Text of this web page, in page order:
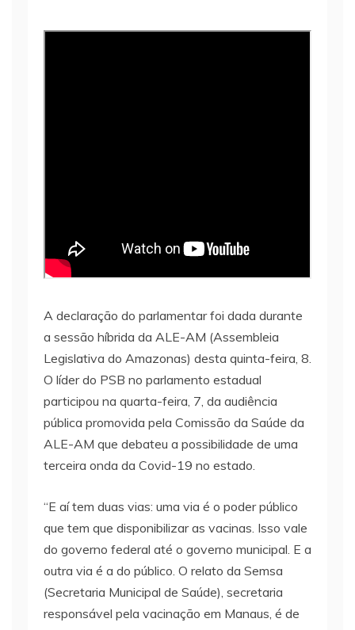
A declaração do parlamentar foi dada durante
a sessão híbrida da ALE-AM (Assembleia
Legislativa do Amazonas) desta quinta-feira, 8.
O líder do PSB no parlamento estadual
participou na quarta-feira, 7, da audiência
pública promovida pela Comissão da Saúde da
ALE-AM que debateu a possibilidade de uma
terceira onda da Covid-19 no estado.
“E aí tem duas vias: uma via é o poder público
que tem que disponibilizar as vacinas. Isso vale
do governo federal até o governo municipal. E a
outra via é a do público. O relato da Semsa
(Secretaria Municipal de Saúde), secretaria
responsável pela vacinação em Manaus, é de